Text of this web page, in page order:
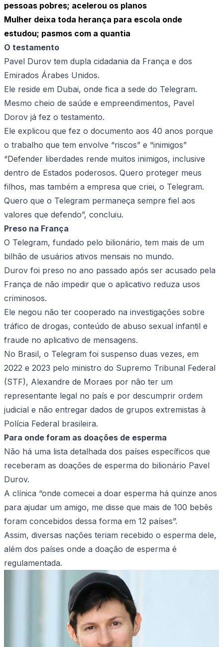
pessoas pobres; acelerou os planos
Mulher deixa toda herança para escola onde
estudou; pasmos com a quantia
O testamento
Pavel Durov tem dupla cidadania da França e dos
Emirados Árabes Unidos.
Ele reside em Dubai, onde fica a sede do Telegram.
Mesmo cheio de saúde e empreendimentos, Pavel
Dorov já fez o testamento.
Ele explicou que fez o documento aos 40 anos porque
o trabalho que tem envolve “riscos” e “inimigos”
“Defender liberdades rende muitos inimigos, inclusive
dentro de Estados poderosos. Quero proteger meus
filhos, mas também a empresa que criei, o Telegram.
Quero que o Telegram permaneça sempre fiel aos
valores que defendo”, concluiu.
Preso na França
O Telegram, fundado pelo bilionário, tem mais de um
bilhão de usuários ativos mensais no mundo.
Durov foi preso no ano passado após ser acusado pela
França de não impedir que o aplicativo reduza usos
criminosos.
Ele negou não ter cooperado na investigações sobre
tráfico de drogas, conteúdo de abuso sexual infantil e
fraude no aplicativo de mensagens.
No Brasil, o Telegram foi suspenso duas vezes, em
2022 e 2023 pelo ministro do Supremo Tribunal Federal
(STF), Alexandre de Moraes por não ter um
representante legal no país e por descumprir ordem
judicial e não entregar dados de grupos extremistas à
Polícia Federal brasileira.
Para onde foram as doações de esperma
Não há uma lista detalhada dos países específicos que
receberam as doações de esperma do bilionário Pavel
Durov.
A clínica “onde comecei a doar esperma há quinze anos
para ajudar um amigo, me disse que mais de 100 bebês
foram concebidos dessa forma em 12 países”.
Assim, diversas nações teriam recebido o esperma dele,
além dos países onde a doação de esperma é
regulamentada.